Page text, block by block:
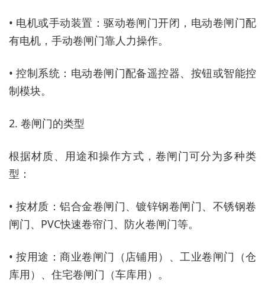
• 电机或手动装置：驱动卷闸门开闭，电动卷闸门配
有电机，手动卷闸门靠人力操作。
• 控制系统：电动卷闸门配备遥控器、按钮或智能控
制模块。
2. 卷闸门的类型
根据材质、用途和操作方式，卷闸门可分为多种类
型：
• 按材质：铝合金卷闸门、镀锌钢卷闸门、不锈钢卷
闸门、PVC快速卷帘门、防火卷闸门等。
• 按用途：商业卷闸门（店铺用）、工业卷闸门（仓
库用）、住宅卷闸门（车库用）。